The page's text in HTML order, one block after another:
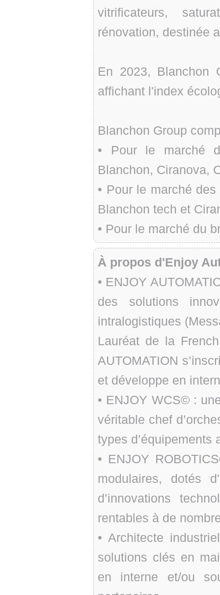
vitrificateurs,
rénovation, destinée
En 2023, Blanchon
affichant l'index
Blanchon Group
• Pour le marché
Blanchon, Ciranova,
• Pour le marché
Blanchon tech et
• Pour le marché du
À propos d'Enjoy
• ENJOY
des solutions
intralogistiques
Lauréat de la
AUTOMATION
et développe en
• ENJOY WCS© :
véritable chef
types d’équipements
• ENJOY
modulaires, dotés
d’innovations
rentables à de
• Architecte
solutions clés en
en interne et/ou